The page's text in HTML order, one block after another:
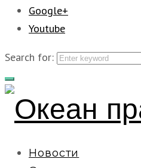
Google+
Youtube
Search for:
Новости